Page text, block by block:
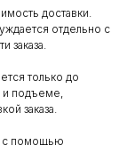
доставки.
отдельно с
заказа.
только до
и подъеме,
заказа.
с помощью